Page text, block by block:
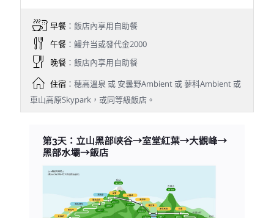
早餐：飯店內享用自助餐
午餐：鰻弁当或發代金2000
晚餐：飯店內享用自助餐
住宿：穂高溫泉 或 安曇野Ambient 或 蓼科Ambient 或
車山高原Skypark，或同等級飯店。